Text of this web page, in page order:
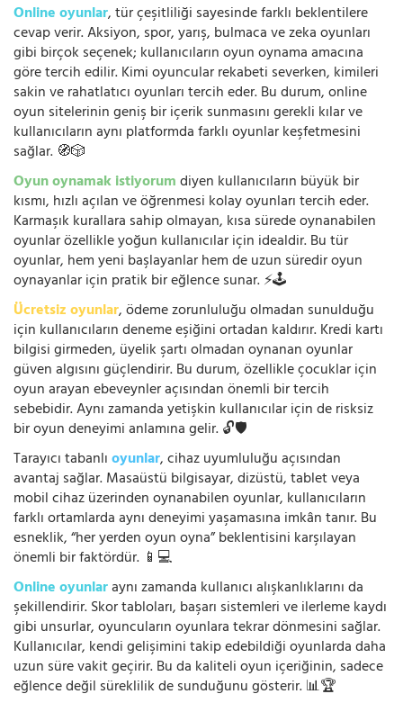
Online oyunlar, tür çeşitliliği sayesinde farklı beklentilere
cevap verir. Aksiyon, spor, yarış, bulmaca ve zeka oyunları
gibi birçok seçenek; kullanıcıların oyun oynama amacına
göre tercih edilir. Kimi oyuncular rekabeti severken, kimileri
sakin ve rahatlatıcı oyunları tercih eder. Bu durum, online
oyun sitelerinin geniş bir içerik sunmasını gerekli kılar ve
kullanıcıların aynı platformda farklı oyunlar keşfetmesini
sağlar. 🧭🎲
Oyun oynamak istiyorumdiyen kullanıcıların büyük bir
kısmı, hızlı açılan ve öğrenmesi kolay oyunları tercih eder.
Karmaşık kurallara sahip olmayan, kısa sürede oynanabilen
oyunlar özellikle yoğun kullanıcılar için idealdir. Bu tür
oyunlar, hem yeni başlayanlar hem de uzun süredir oyun
oynayanlar için pratik bir eğlence sunar. ⚡🕹️
Ücretsiz oyunlar, ödeme zorunluluğu olmadan sunulduğu
için kullanıcıların deneme eşiğini ortadan kaldırır. Kredi kartı
bilgisi girmeden, üyelik şartı olmadan oynanan oyunlar
güven algısını güçlendirir. Bu durum, özellikle çocuklar için
oyun arayan ebeveynler açısından önemli bir tercih
sebebidir. Aynı zamanda yetişkin kullanıcılar için de risksiz
bir oyun deneyimi anlamına gelir. 🔓🛡️
Tarayıcı tabanlıoyunlar, cihaz uyumluluğu açısından
avantaj sağlar. Masaüstü bilgisayar, dizüstü, tablet veya
mobil cihaz üzerinden oynanabilen oyunlar, kullanıcıların
farklı ortamlarda aynı deneyimi yaşamasına imkân tanır. Bu
esneklik, “her yerden oyun oyna” beklentisini karşılayan
önemli bir faktördür. 📱💻
Online oyunlaraynı zamanda kullanıcı alışkanlıklarını da
şekillendirir. Skor tabloları, başarı sistemleri ve ilerleme kaydı
gibi unsurlar, oyuncuların oyunlara tekrar dönmesini sağlar.
Kullanıcılar, kendi gelişimini takip edebildiği oyunlarda daha
uzun süre vakit geçirir. Bu da kaliteli oyun içeriğinin, sadece
eğlence değil süreklilik de sunduğunu gösterir. 📊🏆